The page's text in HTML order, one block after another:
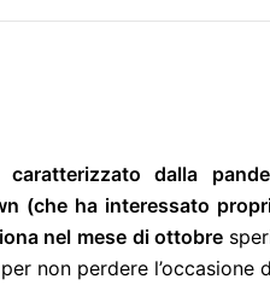
dalla
(che ha interessato
nel mese di ottobre
non perdere